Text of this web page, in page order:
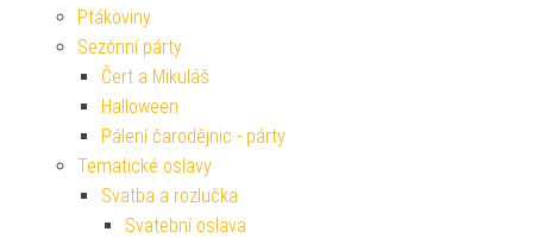
Ptákoviny
Sezónní párty
Čert a Mikuláš
Halloween
Pálení čarodějnic - párty
Tematické oslavy
Svatba a rozlučka
Svatební oslava